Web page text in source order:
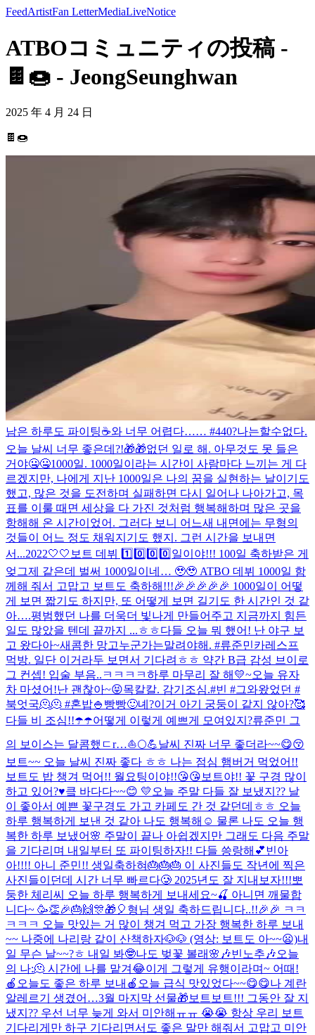
FeedArtistFan LetterMediaLiveNotice
ATBOコミュニティの投稿 -
🍫🍩 - JeongSeunghwan
2025 年 4 月 24 日
🍫🍩
남은 하루도 파이팅☕️와 너무 어렵다…… #440?나는할수없다.
오늘 날씨 너무 좋은데?!🎁🎁없던 일로 해. 아무것도 못 들은
거야🤐🤐1000일. 1000일이라는 시간이 사람마다 느끼는 게 다
르겠지만, 나에게 지난 1000일은 나의 꿈을 실현하는 날이기도
했고, 많은 것을 도전하며 실패하면 다시 일어나 나아가고, 목
표를 이룰 때면 세상을 다 가진 것처럼 행복해하며 많은 곳을
항해해 온 시간이었어. 그러다 보니 어느새 내면에는 무형의
것들이 어느 정도 채워지기도 했지. 그런 시간을 보내면
서...2022🤍🤍 보트 데뷔 1️⃣0️⃣0️⃣0️⃣일이야!!! 100일 축하받은 게
엊그제 같은데 벌써 1000일이네… 🥹🥹 ATBO 데뷔 1000일 함
께해 줘서 고맙고 보트도 축하해!!!🎉🎉🎉🎉🎉 1000일이 어떻
게 보면 짧기도 하지만, 또 어떻게 보면 길기도 한 시간인 것 같
아….평범했던 나를 더욱더 빛나게 만들어주고 지금까지 힘든
일도 많았을 텐데 끝까지 ...ㅎㅎ다들 오늘 뭐 했어! 난 야구 보
고 왔다아~새콤한 망고누군가는말려야해. #류준민카레스프
먹방. 일단 이거라두 보면서 기다려ㅎㅎ 약간 B급 감성 브이로
그 컨셉! 입술 부음..ㅋㅋㅋㅋ하루 마무리 잘 해💛~오늘 유자
차 마셨어!난 괜찮아~😝목칼칼. 감기조심.#빈 #그와왔었던 #
북엇국🫠🫠 #혼밥🍚 빵빵🙂녜?이거 아기 궁둥이 같지 않아?🥰
다들 비 조심!!☂️☂️어떻게 이렇게 예쁘게 모여있지?류준민 그
의 보이스는 달콤했ㄷr…⛵️🌕💪날씨 진짜 너무 좋더라~~😋😚
보트~~ 오늘 날씨 진짜 좋다 ㅎㅎ 나는 점심 햄버거 먹었어!!
보트도 밥 챙겨 먹어!! 월요팅이야!!😘😘 보트야!! 꽃 구경 많이
하고 있어?♥️킄 바다다~~😊 💛 오늘 주말 다들 잘 보냈지?? 날
이 좋아서 예쁜 꽃구경도 가고 카페도 간 것 같던데ㅎㅎ 오늘
하루 행복하게 보낸 것 같아 나도 행복해☺️ 물론 나도 오늘 행
복한 하루 보냈어🌸 주말이 끝나 아쉽겠지만 그래도 다음 주말
을 기다리며 내일부터 또 파이팅하자!! 다들 씅랑해💕빈아
아!!!! 아니 준민!! 생일축하혀🎂🎂🎂 이 사진들도 작년에 찍은
사진들이던데 시간 너무 빠르다🥲 2025년도 잘 지내보자!!!뽀
둥한 체리씨 오늘 하루 행복하게 보내세요~🍒 아니면 깨물합
니다~ 🥳👏🎉🎂🙌🎊🎁🎈 형님 생일 축하드립니다..!!🎉🎉 ㅋㅋ
ㅋㅋㅋ 오늘 맛있는 거 많이 챙겨 먹고 가장 행복한 하루 보내
~~ 나중에 나리랑 같이 산책하자🐶🐶 (영상: 보트도 아~~😦)내
일 무슨 날~~?ㅎ 내일 봐🤓나도 벚꽃 볼래🌸 🎶빈노추🎶오늘
의 나:🫠 시간에 나를 맡겨😂이게 그렇게 유행이라며~ 어때!
🍎오늘도 좋은 하루 보내🍎 오늘 급식 맛있었다~~😋😋나 계란
알레르기 생겼어…3월 마지막 선물🎁 보트보트!!! 그동안 잘 지
냈지?? 우선 너무 늦게 와서 미안해ㅠㅠ 😭😭 항상 우리 보트
기다리게만 하구 기다리면서도 좋은 말만 해줘서 고맙고 미안